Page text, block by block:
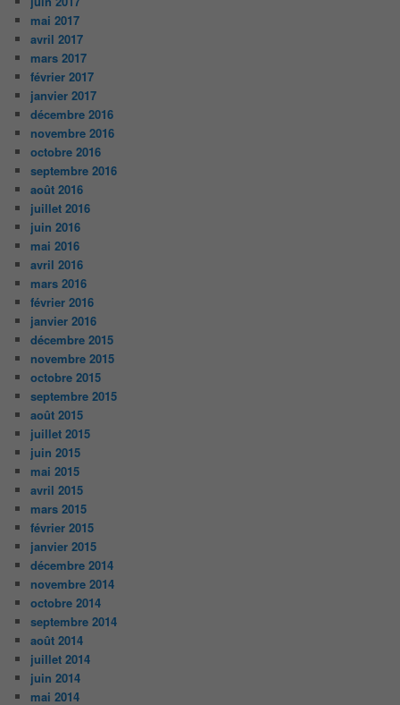
mai 2017
avril 2017
mars 2017
février 2017
janvier 2017
décembre 2016
novembre 2016
octobre 2016
septembre 2016
août 2016
juillet 2016
juin 2016
mai 2016
avril 2016
mars 2016
février 2016
janvier 2016
décembre 2015
novembre 2015
octobre 2015
septembre 2015
août 2015
juillet 2015
juin 2015
mai 2015
avril 2015
mars 2015
février 2015
janvier 2015
décembre 2014
novembre 2014
octobre 2014
septembre 2014
août 2014
juillet 2014
juin 2014
mai 2014